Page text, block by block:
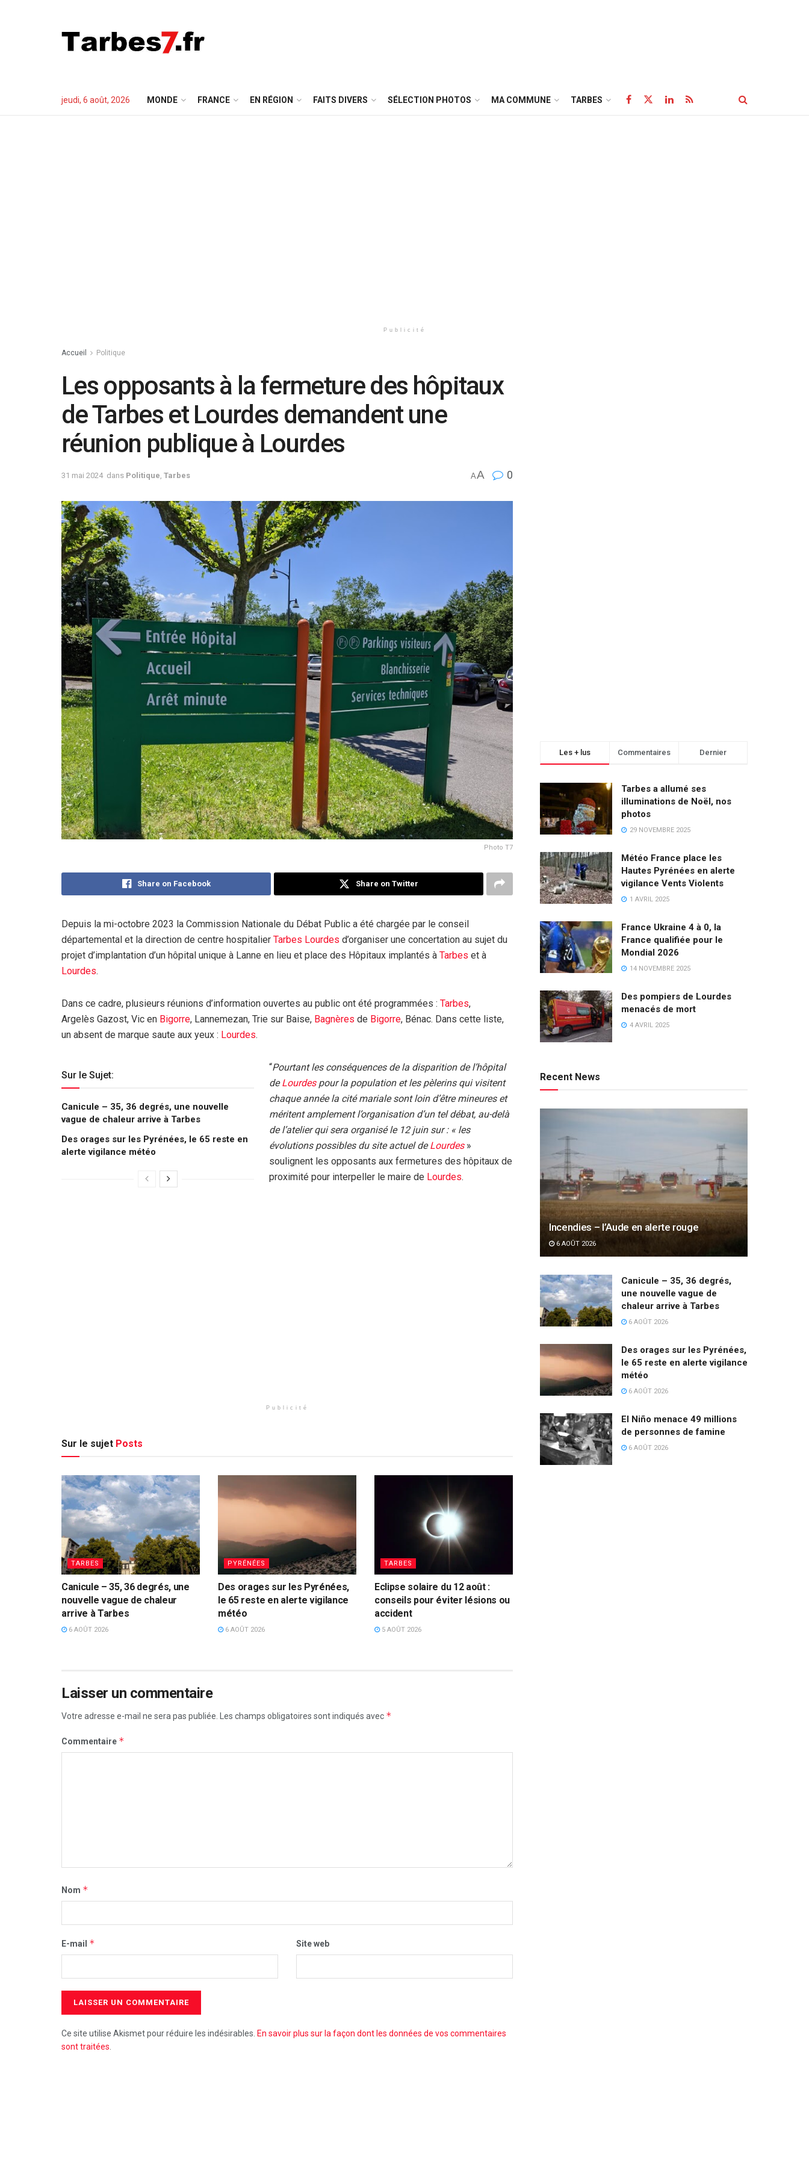
jeudi, 6 août, 2026 MONDE FRANCE EN RÉGION FAITS DIVERS SÉLECTION PHOTOS MA COMMUNE TARBES
Publicité
Accueil Politique
Les opposants à la fermeture des hôpitaux
de Tarbes et Lourdes demandent une
réunion publique à Lourdes
31 mai 2024 dans Politique Tarbes AA 0
Photo T7
Share on Facebook Share on Twitter
Depuis la mi-octobre 2023 la Commission Nationale du Débat Public a été chargée par le conseil
départemental et la direction de centre hospitalier Tarbes Lourdes d’organiser une concertation au sujet du
projet d’implantation d’un hôpital unique à Lanne en lieu et place des Hôpitaux implantés à Tarbes et à
Lourdes.
Dans ce cadre, plusieurs réunions d’information ouvertes au public ont été programmées : Tarbes,
Argelès Gazost, Vic en Bigorre, Lannemezan, Trie sur Baise, Bagnères de Bigorre, Bénac. Dans cette liste,
un absent de marque saute aux yeux : Lourdes.
Sur le Sujet:
Canicule – 35, 36 degrés, une nouvelle
vague de chaleur arrive à Tarbes
Des orages sur les Pyrénées, le 65 reste en
alerte vigilance météo
“Pourtant les conséquences de la disparition de l’hôpital
deLourdespour la population et les pèlerins qui visitent
chaque année la cité mariale sont loin d’être mineures et
méritent amplement l’organisation d’un tel débat, au-delà
de l’atelier qui sera organisé le 12 juin sur : « les
évolutions possibles du site actuel deLourdes»
soulignent les opposants aux fermetures des hôpitaux de
proximité pour interpeller le maire de Lourdes.
Publicité
Sur le sujet Posts
TARBES
Canicule – 35, 36 degrés, une
nouvelle vague de chaleur
arrive à Tarbes
6 AOÛT 2026
PYRÉNÉES
Des orages sur les Pyrénées,
le 65 reste en alerte vigilance
météo
6 AOÛT 2026
TARBES
Eclipse solaire du 12 août :
conseils pour éviter lésions ou
accident
5 AOÛT 2026
Laisser un commentaire
Votre adresse e-mail ne sera pas publiée. Les champs obligatoires sont indiqués avec *
Commentaire *
Nom *
E-mail * Site web
Ce site utilise Akismet pour réduire les indésirables. En savoir plus sur la façon dont les données de vos commentaires
sont traitées
Les + lus Commentaires Dernier
Tarbes a allumé ses
illuminations de Noël, nos
photos
29 NOVEMBRE 2025
Météo France place les
Hautes Pyrénées en alerte
vigilance Vents Violents
1 AVRIL 2025
France Ukraine 4 à 0, la
France qualifiée pour le
Mondial 2026
14 NOVEMBRE 2025
Des pompiers de Lourdes
menacés de mort
4 AVRIL 2025
Recent News
Incendies – l’Aude en alerte rouge
6 AOÛT 2026
Canicule – 35, 36 degrés,
une nouvelle vague de
chaleur arrive à Tarbes
6 AOÛT 2026
Des orages sur les Pyrénées,
le 65 reste en alerte vigilance
météo
6 AOÛT 2026
El Niño menace 49 millions
de personnes de famine
6 AOÛT 2026